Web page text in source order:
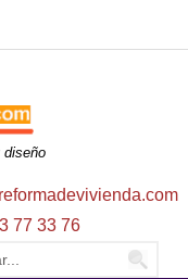
diseño
77 33 76